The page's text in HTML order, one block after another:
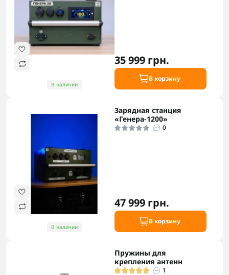
В наличии
35 999 грн.
В корзину
В наличии
Зарядная станция
«Генера-1200»
0
47 999 грн.
В корзину
Пружины для
крепления антенн
1